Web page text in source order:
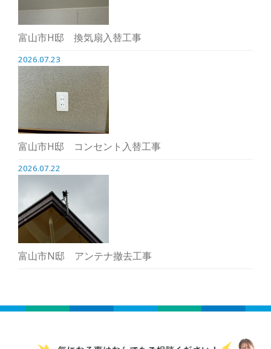
富山市H邸 換気扇入替工事
2026.07.23
富山市H邸 コンセント入替工事
2026.07.22
富山市N邸 アンテナ撤去工事